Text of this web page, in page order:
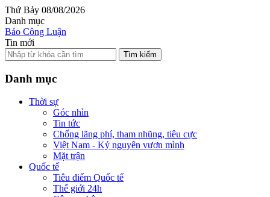
Thứ Bảy 08/08/2026
Danh mục
Báo Công Luận
Tin mới
Tìm kiếm
Danh mục
Thời sự
Góc nhìn
Tin tức
Chống lãng phí, tham nhũng, tiêu cực
Việt Nam - Kỷ nguyên vươn mình
Mặt trận
Quốc tế
Tiêu điểm Quốc tế
Thế giới 24h